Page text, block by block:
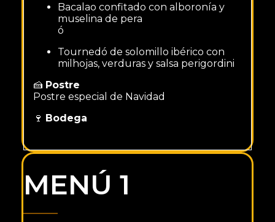
Bacalao confitado con alboronía y
muselina de pera
ó
Tournedó de solomillo ibérico con
milhojas, verduras y salsa perigordini
🍰 Postre
Postre especial de Navidad
🍷 Bodega
MENÚ 1